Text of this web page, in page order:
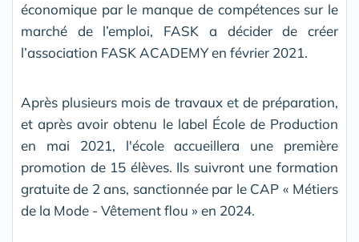
économique par le manque de compétences sur le
marché de l’emploi, FASK a décider de créer
l’association FASK ACADEMY en février 2021.
Après plusieurs mois de travaux et de préparation,
et après avoir obtenu le label École de Production
en mai 2021, l'école accueillera une première
promotion de 15 élèves. Ils suivront une formation
gratuite de 2 ans, sanctionnée par le CAP « Métiers
de la Mode - Vêtement flou » en 2024.